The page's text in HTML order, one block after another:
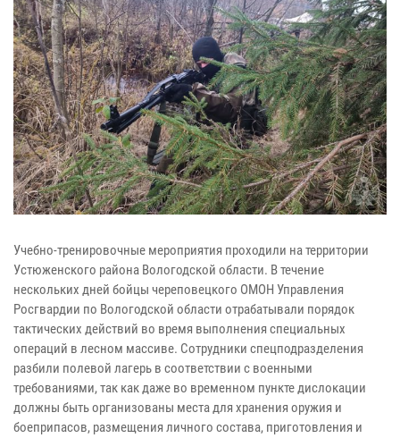
Учебно-тренировочные мероприятия проходили на территории
Устюженского района Вологодской области. В течение
нескольких дней бойцы череповецкого ОМОН Управления
Росгвардии по Вологодской области отрабатывали порядок
тактических действий во время выполнения специальных
операций в лесном массиве. Сотрудники спецподразделения
разбили полевой лагерь в соответствии с военными
требованиями, так как даже во временном пункте дислокации
должны быть организованы места для хранения оружия и
боеприпасов, размещения личного состава, приготовления и